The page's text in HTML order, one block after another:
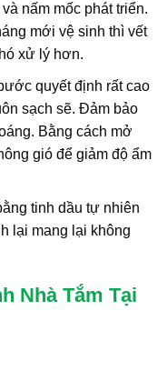
nấm mốc phát triển.
mới vệ sinh thì vết
xử lý hơn.
quyết định rất cao
sạch sẽ. Đảm bảo
Bằng cách mở
gió để giảm độ ẩm
tinh dầu tự nhiên
lại mang lại không
Nhà Tắm Tại